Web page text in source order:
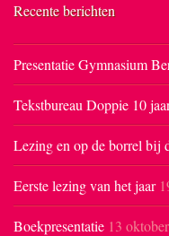
Recente berichten
Presentatie Gymnasium
Tekstbureau Doppie 10
Lezing en op de borrel bij
Eerste lezing van het jaar
Boekpresentatie 13